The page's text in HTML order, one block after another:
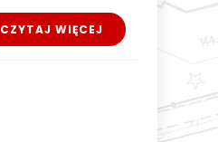
CZYTAJ WIĘCEJ